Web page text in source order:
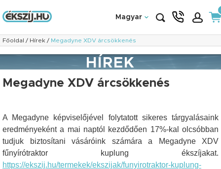
Magyar
Főoldal / Hírek / Megadyne XDV árcsökkenés
HÍREK
Megadyne XDV árcsökkenés
A Megadyne képviselőjével folytatott sikeres tárgyalásaink
eredményeként a mai naptól kezdődően 17%-kal olcsóbban
tudjuk biztosítani vásáróink számára a Megadyne XDV
fűnyírótraktor kuplung ékszíjakat.
https://ekszij.hu/termekek/ekszijak/funyirotraktor-kuplung-